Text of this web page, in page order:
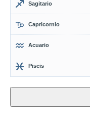
Sagitario
Capricornio
Acuario
Piscis